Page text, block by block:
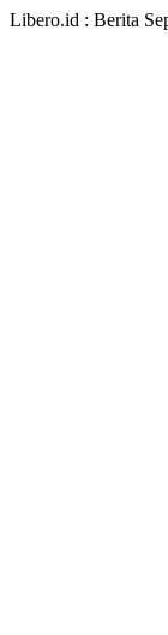
Libero.id : Berita